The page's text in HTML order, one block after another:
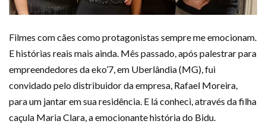
Filmes com cães como protagonistas sempre me emocionam.
E histórias reais mais ainda. Mês passado, após palestrar para
empreendedores da eko’7, em Uberlândia (MG), fui
convidado pelo distribuidor da empresa, Rafael Moreira,
para um jantar em sua residência. E lá conheci, através da filha
caçula Maria Clara, a emocionante história do Bidu.